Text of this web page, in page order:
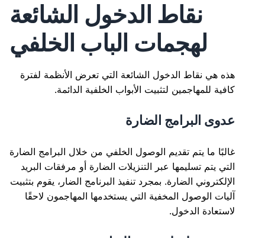
نقاط الدخول الشائعة
لهجمات الباب الخلفي
هذه هي نقاط الدخول الشائعة التي تعرض الأنظمة لفترة
كافية للمهاجمين لتثبيت الأبواب الخلفية الدائمة.
عدوى البرامج الضارة
غالبًا ما يتم تقديم الوصول الخلفي من خلال البرامج الضارة
التي يتم تسليمها عبر التنزيلات الضارة أو مرفقات البريد
الإلكتروني الضارة. بمجرد تنفيذ البرنامج الضار، يقوم بتثبيت
آليات الوصول المخفية التي يستخدمها المهاجمون لاحقًا
لاستعادة الدخول.